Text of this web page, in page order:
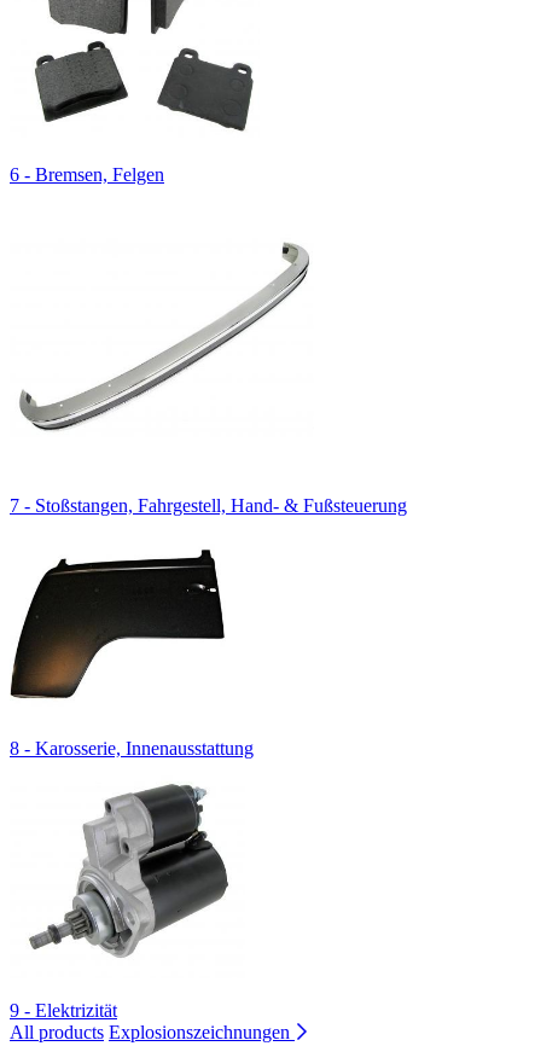
6 - Bremsen, Felgen
7 - Stoßstangen, Fahrgestell, Hand- & Fußsteuerung
8 - Karosserie, Innenausstattung
9 - Elektrizität
All products Explosionszeichnungen